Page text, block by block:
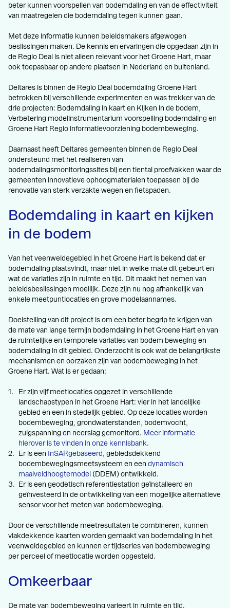
beter kunnen voorspellen van bodemdaling en van de effectiviteit
van maatregelen die bodemdaling tegen kunnen gaan.
Met deze informatie kunnen beleidsmakers afgewogen
beslissingen maken. De kennis en ervaringen die opgedaan zijn in
de Regio Deal is niet alleen relevant voor het Groene Hart, maar
ook toepasbaar op andere plaatsen in Nederland en buitenland.
Deltares is binnen de Regio Deal bodemdaling Groene Hart
betrokken bij verschillende experimenten en was trekker van de
drie projecten: Bodemdaling in kaart en Kijken in de bodem,
Verbetering modelinstrumentarium voorspelling bodemdaling en
Groene Hart Regio informatievoorziening bodembeweging.
Daarnaast heeft Deltares gemeenten binnen de Regio Deal
ondersteund met het realiseren van
bodemdalingsmonitoringssites bij een tiental proefvakken waar de
gemeenten innovatieve ophoogmaterialen toepassen bij de
renovatie van sterk verzakte wegen en fietspaden.
Bodemdaling in kaart en kijken
in de bodem
Van het veenweidegebied in het Groene Hart is bekend dat er
bodemdaling plaatsvindt, maar niet in welke mate dit gebeurt en
wat de variaties zijn in ruimte en tijd. Dit maakt het nemen van
beleidsbeslissingen moeilijk. Deze zijn nu nog afhankelijk van
enkele meetpuntlocaties en grove modelaannames.
Doelstelling van dit project is om een beter begrip te krijgen van
de mate van lange termijn bodemdaling in het Groene Hart en van
de ruimtelijke en temporele variaties van bodem beweging en
bodemdaling in dit gebied. Onderzocht is ook wat de belangrijkste
mechanismen en oorzaken zijn van bodembeweging in het
Groene Hart. Wat is er gedaan:
Er zijn vijf meetlocaties opgezet in verschillende
landschapstypen in het Groene Hart: vier in het landelijke
gebied en een in stedelijk gebied. Op deze locaties worden
bodembeweging, grondwaterstanden, bodemvocht,
zuigspanning en neerslag gemonitord. Meer informatie
hierover is te vinden in onze kennisbank.
Er is een
InSARgebaseerd
, gebiedsdekkend
bodembewegingsmeetsysteem en een dynamisch
maaiveldhoogtemodel (DDEM) ontwikkeld.
Er is een geodetisch referentiestation geïnstalleerd en
geïnvesteerd in de ontwikkeling van een mogelijke alternatieve
sensor voor het meten van bodembeweging.
Door de verschillende meetresultaten te combineren, kunnen
vlakdekkende kaarten worden gemaakt van bodemdaling in het
veenweidegebied en kunnen er tijdseries van bodembeweging
per perceel of meetlocatie worden opgesteld.
Omkeerbaar
De mate van bodembeweging varieert in ruimte en tijd.